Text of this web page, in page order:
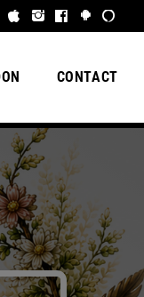
CONTACT